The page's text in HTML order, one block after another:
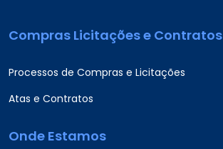
Compras Licitações e Contratos
Processos de Compras e Licitações
Atas e Contratos
Onde Estamos